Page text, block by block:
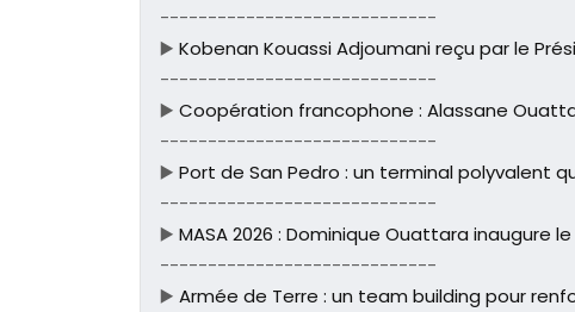
-----------------------------
▶️ Kobenan Kouassi Adjoumani reçu par le
-----------------------------
▶️ Coopération francophone : Alassane
-----------------------------
▶️ Port de San Pedro : un terminal polyvalent
-----------------------------
▶️ MASA 2026 : Dominique Ouattara inaugure
-----------------------------
▶️ Armée de Terre : un team building pour